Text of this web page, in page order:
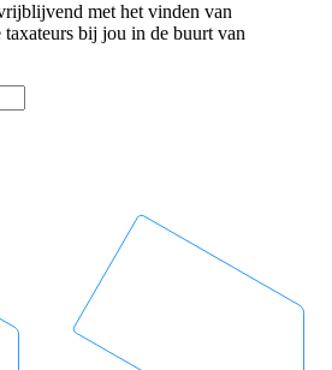
met het vinden van
bij jou in de buurt van